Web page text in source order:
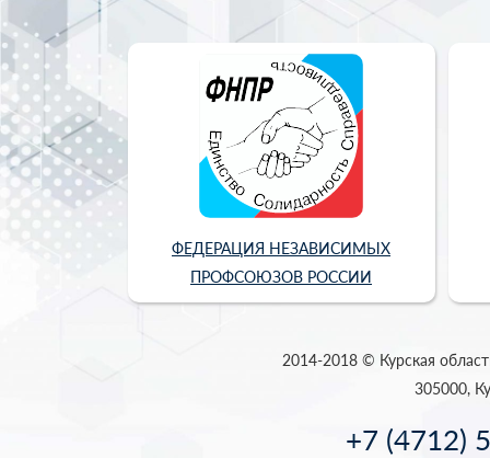
ФЕДЕРАЦИЯ НЕЗАВИСИМЫХ
ПРОФСОЮЗОВ РОССИИ
2014-2018 © Курская
305000,
+7 (4712)